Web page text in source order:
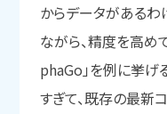
からデータがあるわ
ながら、精度を高め
phaGo」を例に挙げ
すぎて、既存の最新